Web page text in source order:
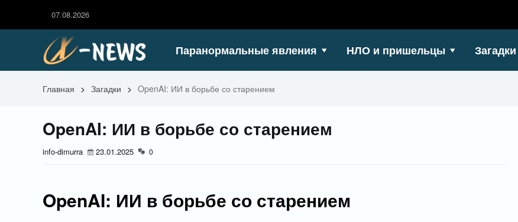
07.08.2026
Паранормальные явления НЛО и пришельцы
Главная > Загадки > OpenAI: ИИ в борьбе со старением
OpenAI: ИИ в борьбе со старением
info-dimurra 23.01.2025 0
OpenAI: ИИ в борьбе со старением